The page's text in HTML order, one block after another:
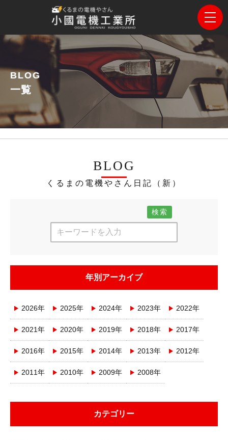
BLOG
一覧
BLOG
くるまの電機やさん日記（新）
検索
年別アーカイブ
2026年 2025年 2024年 2023年 2022年
2021年 2020年 2019年 2018年 2017年
2016年 2015年 2014年 2013年 2012年
2011年 2010年 2009年 2008年
カテゴリー